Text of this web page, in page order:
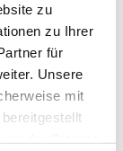
zu
zu Ihrer
für
Unsere
mit